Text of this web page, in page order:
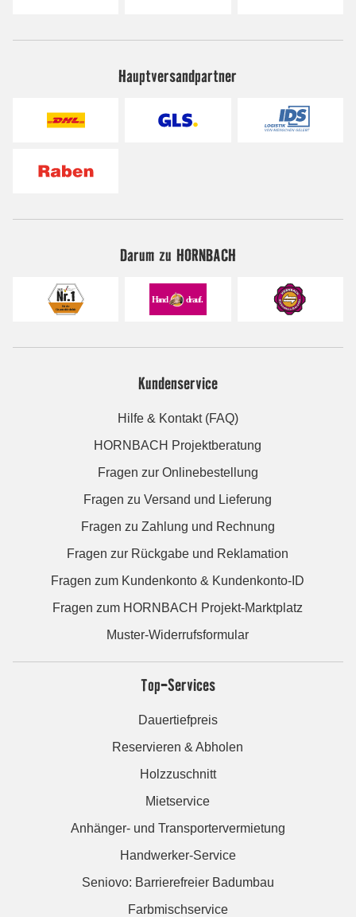
Hauptversandpartner
Darum zu HORNBACH
Kundenservice
Hilfe & Kontakt (FAQ)
HORNBACH Projektberatung
Fragen zur Onlinebestellung
Fragen zu Versand und Lieferung
Fragen zu Zahlung und Rechnung
Fragen zur Rückgabe und Reklamation
Fragen zum Kundenkonto & Kundenkonto-ID
Fragen zum HORNBACH Projekt-Marktplatz
Muster-Widerrufsformular
Top-Services
Dauertiefpreis
Reservieren & Abholen
Holzzuschnitt
Mietservice
Anhänger- und Transportervermietung
Handwerker-Service
Seniovo: Barrierefreier Badumbau
Farbmischservice